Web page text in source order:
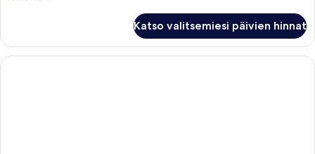
Bedroom
Accessible
Suite)
1
keskisuuri
parisänky
Katso valitsemiesi päivien hinnat